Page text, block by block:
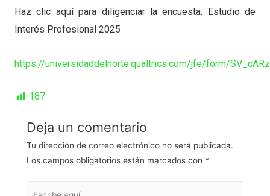
Haz clic aquí para diligenciar la encuesta: Estudio de
Interés Profesional 2025
https://universidaddelnorte.qualtrics.com/jfe/form/
187
Deja un comentario
Tu dirección de correo electrónico no será publicada.
Los campos obligatorios están marcados con *